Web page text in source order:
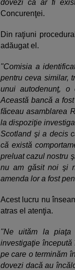
dovezi că ar fi
Concurenţei.
Din raţiuni
adăugat el.
"Comisia a
pentru ceva similar,
unui autodenunţ, o
Această bancă a
făceau asamblarea
la dispoziţie
Scotland şi a decis
că există
preluat cazul nostru
nu am găsit noi şi
amenda lor a fost
Acest lucru nu
atras el atenţia.
"Ne uităm la piaţa
investigaţie
pe care o terminăm
dovezi dacă au